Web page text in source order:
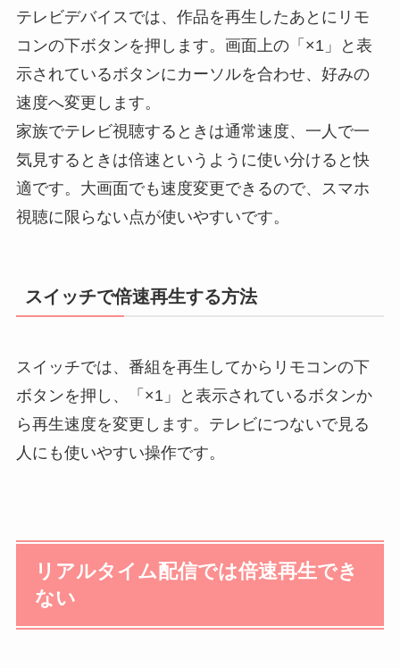
テレビデバイスでは、作品を再生したあとにリモ
コンの下ボタンを押します。画面上の「×1」と表
示されているボタンにカーソルを合わせ、好みの
速度へ変更します。
家族でテレビ視聴するときは通常速度、一人で一
気見するときは倍速というように使い分けると快
適です。大画面でも速度変更できるので、スマホ
視聴に限らない点が使いやすいです。
スイッチで倍速再生する方法
スイッチでは、番組を再生してからリモコンの下
ボタンを押し、「×1」と表示されているボタンか
ら再生速度を変更します。テレビにつないで見る
人にも使いやすい操作です。
リアルタイム配信では倍速再生でき
ない